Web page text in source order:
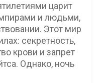
царит
и людьми,
Этот мир
секретность,
крови и запрет
Однако, ночь